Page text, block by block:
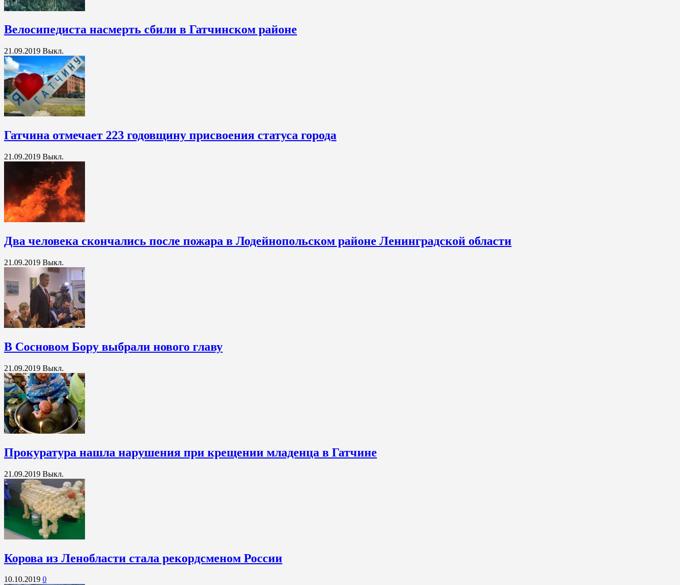
Велосипедиста насмерть сбили в Гатчинском районе
21.09.2019 Выкл.
Гатчина отмечает 223 годовщину присвоения статуса города
21.09.2019 Выкл.
Два человека скончались после пожара в Лодейнопольском районе Ленинградской области
21.09.2019 Выкл.
В Сосновом Бору выбрали нового главу
21.09.2019 Выкл.
Прокуратура нашла нарушения при крещении младенца в Гатчине
21.09.2019 Выкл.
Корова из Ленобласти стала рекордсменом России
10.10.2019 0